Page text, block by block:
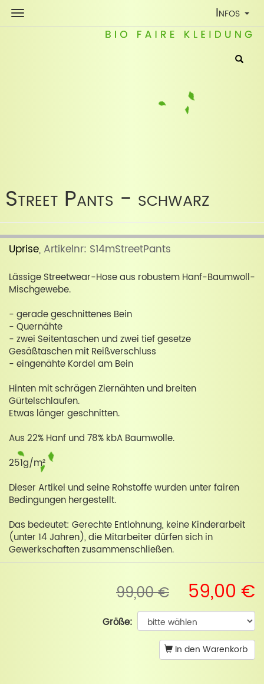
Toggle
Infos
Street Pants - schwarz
Uprise, Artikelnr: S14mStreetPants
Lässige Streetwear-Hose aus robustem Hanf-Baumwoll-
Mischgewebe.
- gerade geschnittenes Bein
- Quernähte
- zwei Seitentaschen und zwei tief gesetze
Gesäßtaschen mit Reißverschluss
- eingenähte Kordel am Bein
Hinten mit schrägen Ziernähten und breiten
Gürtelschlaufen.
Etwas länger geschnitten.
Aus 22% Hanf und 78% kbA Baumwolle.
251g/m²
Dieser Artikel und seine Rohstoffe wurden unter fairen
Bedingungen hergestellt.
Das bedeutet: Gerechte Entlohnung, keine Kinderarbeit
(unter 14 Jahren), die Mitarbeiter dürfen sich in
Gewerkschaften zusammenschließen.
99,00 € 59,00 €
Größe:
In den Warenkorb